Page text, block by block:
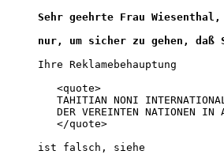
Sehr geehrte Frau Wiesenthal,
nur, um sicher zu gehen,
Ihre Reklamebehauptung
   <quote>
TAHITIAN NONI
DER VEREINTEN NATIONEN IN
   </quote>
ist falsch, siehe